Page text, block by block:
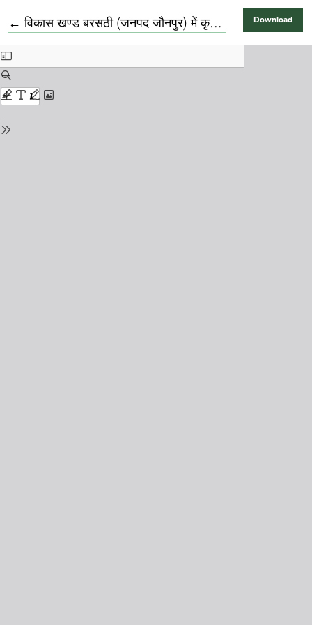
←Return to Article Details
विकास खण्ड बरसठी (जनपद जौनपुर) में कृषक एवं कृषियेत्तर जनसंख्या Download